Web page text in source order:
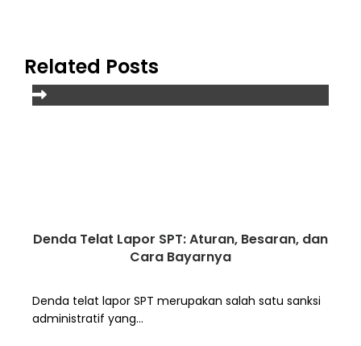
Related Posts
Denda Telat Lapor SPT: Aturan, Besaran, dan
Cara Bayarnya
Denda telat lapor SPT merupakan salah satu sanksi
administratif yang...